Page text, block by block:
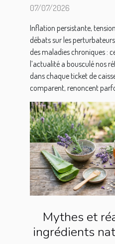
07/07/2026
Inflation persistante,
débats sur les
des maladies chroniques :
l’actualité a bousculé nos
dans chaque ticket de
comparent, renoncent
Mythes et
ingrédients